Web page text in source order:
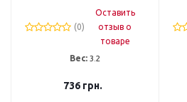
(0)
Оставить
отзыв о
товаре
Вес: 3.2
736грн.